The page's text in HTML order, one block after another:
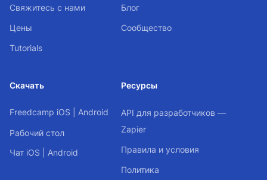
Свяжитесь с нами
Цены
Tutorials
Блог
Сообщество
Скачать
Freedcamp iOS Android
Рабочий стол
Чат iOS Android
Ресурсы
API для разработчиков —
Zapier
Правила и условия
Политика